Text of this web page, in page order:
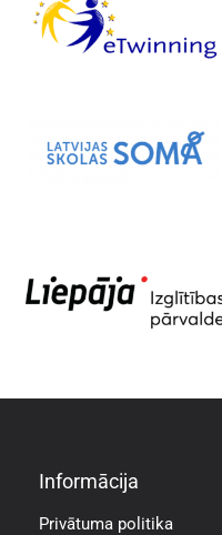
Informācija
Privātuma politika